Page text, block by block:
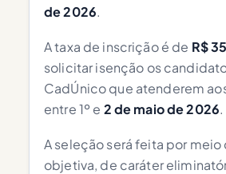
de 2026.
A taxa de inscrição é de R$
solicitar isenção os
CadÚnico que atenderem
entre 1º e 2 de maio de 2026.
A seleção será feita por meio
objetiva, de caráter